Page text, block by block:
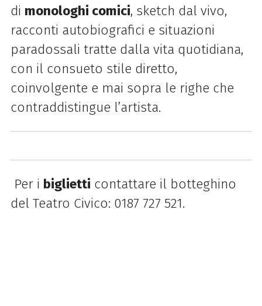
di monologhi comici, sketch dal vivo,
racconti autobiografici e situazioni
paradossali tratte dalla vita quotidiana,
con il consueto stile diretto,
coinvolgente e mai sopra le righe che
contraddistingue l’artista.
Per i biglietti contattare il botteghino
del Teatro Civico: 0187 727 521.